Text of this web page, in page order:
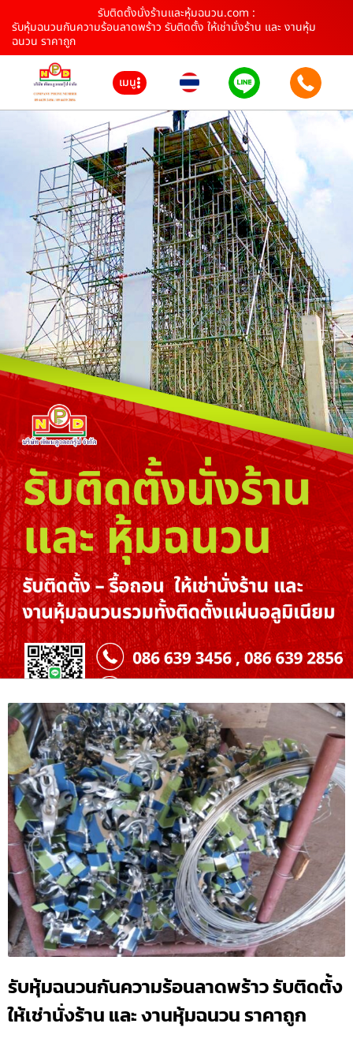
รับติดตั้งนั่งร้านและหุ้มฉนวน.com :
รับหุ้มฉนวนกันความร้อนลาดพร้าว รับติดตั้ง ให้เช่านั่งร้าน และ งานหุ้ม
ฉนวน ราคาถูก
เมนู
รับหุ้มฉนวนกันความร้อนลาดพร้าว รับติดตั้ง
ให้เช่านั่งร้าน และ งานหุ้มฉนวน ราคาถูก